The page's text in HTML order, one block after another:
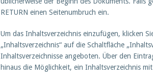
RETURN einen Seitenumbruch ein.
Um das Inhaltsverzeichnis einzufügen, klicken
„Inhaltsverzeichnis“ auf die Schaltfläche
Inhaltsverzeichnisse angeboten. Über den
hinaus die Möglichkeit, ein Inhaltsverzeichnis